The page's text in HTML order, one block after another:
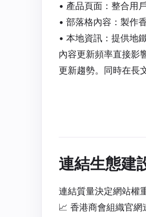
• 產品頁面：整合用
• 部落格內容：製作
• 本地資訊：提供地
內容更新頻率直接影
更新趨勢。同時在長
連結生態建
連結質量決定網站權
📈 香港商會組織官網